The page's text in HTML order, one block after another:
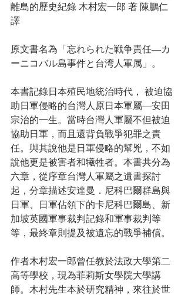
離島的歷史紀錄 木村宏一郎 著 陳鵬仁
譯
原文書名為「忘れられた戦争責任—カ
ーニコバル島事件と台湾人軍属」。
本書記錄日本殖民地統治時代， 被迫協
助日軍侵略的台灣人原日本軍屬—安田
宗治的一生。當時台灣人軍屬不但被迫
協助日軍，而且還背負戰爭犯罪之責
任。與其說他是日軍侵略的幫兇，不如
說他更是被害者和犧牲者。本書共分為
六章，從序章台灣人軍屬之遺書探討
起，分章描述安達曼．尼科巴爾群島與
日軍、日軍佔領下的卡尼科巴爾島、新
加坡英國軍事裁判記錄和軍事裁判等
等，最終章則提及被遺忘的戰爭補償。
作者木村宏一郎曾任教於法政大學第二
高等學校，現為菲莉斯女學院大學講
師。木村先生本於研究精神，來往於世